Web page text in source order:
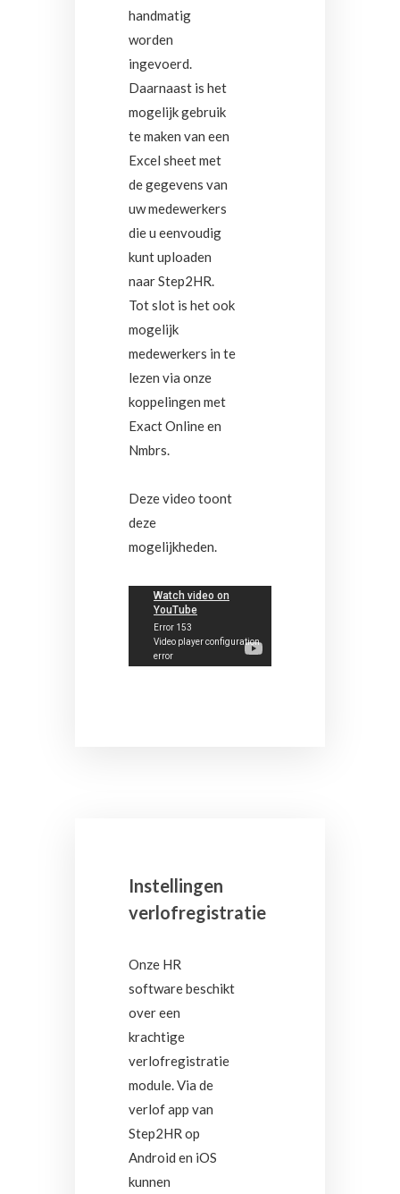
handmatig
worden
ingevoerd.
Daarnaast is het
mogelijk gebruik
te maken van een
Excel sheet met
de gegevens van
uw medewerkers
die u eenvoudig
kunt uploaden
naar Step2HR.
Tot slot is het ook
mogelijk
medewerkers in te
lezen via onze
koppelingen met
Exact Online en
Nmbrs.
Deze video toont
deze
mogelijkheden.
Instellingen
verlofregistratie
Onze HR
software beschikt
over een
krachtige
verlofregistratie
module. Via de
verlof app van
Step2HR op
Android en iOS
kunnen